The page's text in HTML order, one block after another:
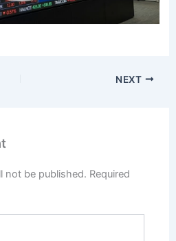
NEXT
not be published. Required